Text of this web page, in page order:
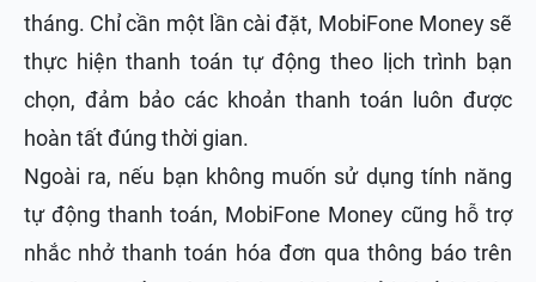
tháng. Chỉ cần một lần cài đặt, MobiFone Money sẽ
thực hiện thanh toán tự động theo lịch trình bạn
chọn, đảm bảo các khoản thanh toán luôn được
hoàn tất đúng thời gian.
Ngoài ra, nếu bạn không muốn sử dụng tính năng
tự động thanh toán, MobiFone Money cũng hỗ trợ
nhắc nhở thanh toán hóa đơn qua thông báo trên